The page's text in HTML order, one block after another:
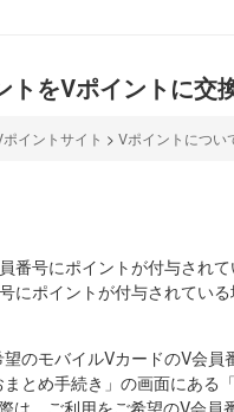
トをVポイントに
ポイントサイト > Vポイントについ
番号にポイントが付与されて
にポイントが付与されてい
望のモバイルVカードのV会員
まとめ手続き」の画面にある
は、ご利用をご希望のV会員